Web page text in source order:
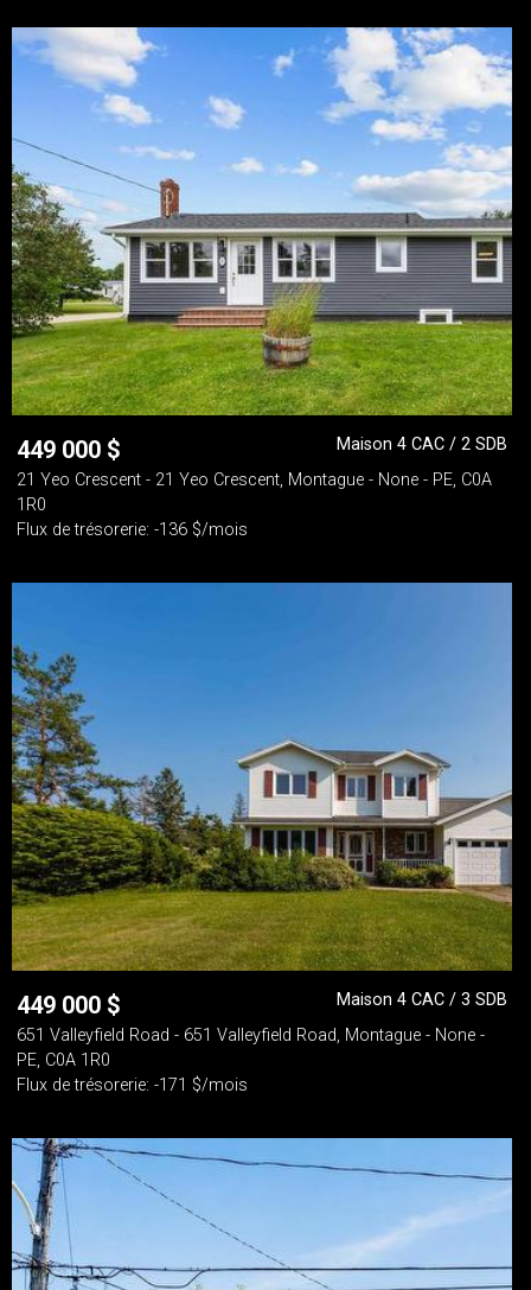
449 000 $
Maison 4 CAC / 2 SDB
21 Yeo Crescent - 21 Yeo Crescent, Montague - None - PE, C0A
1R0
Flux de trésorerie: -136 $/mois
449 000 $
Maison 4 CAC / 3 SDB
651 Valleyfield Road - 651 Valleyfield Road, Montague - None -
PE, C0A 1R0
Flux de trésorerie: -171 $/mois